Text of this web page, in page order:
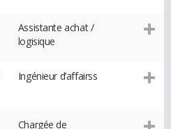
Assistante achat /
logisique
Ingénieur d’affairss
Chargée de